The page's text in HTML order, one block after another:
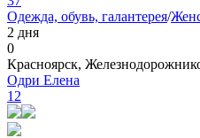
Одежда, обувь, галантерея/
2 дня
0
Красноярск,
Одри Елена
12